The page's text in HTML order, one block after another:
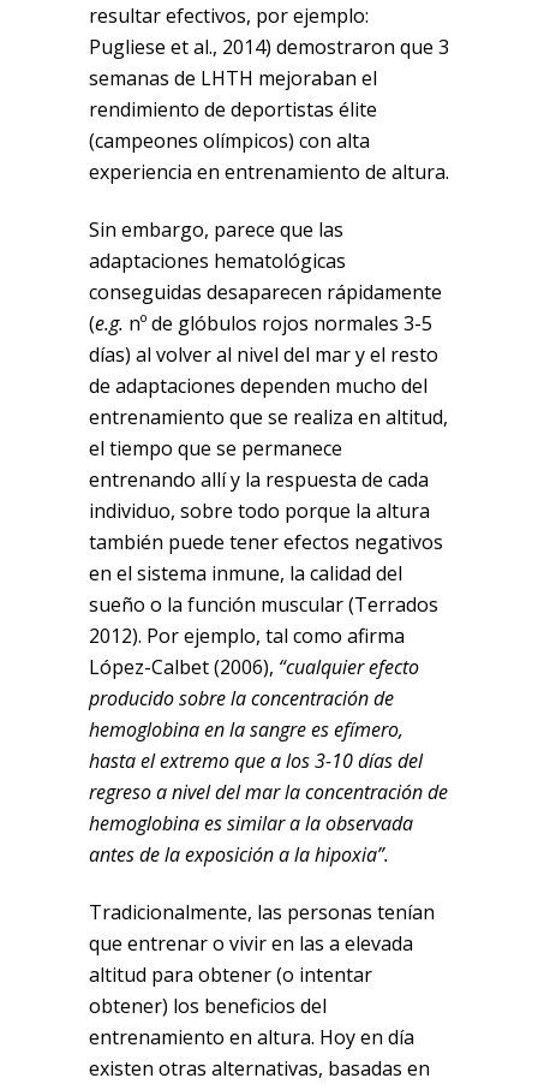
resultar efectivos, por ejemplo:
Pugliese et al., 2014) demostraron que 3
semanas de LHTH mejoraban el
rendimiento de deportistas élite
(campeones olímpicos) con alta
experiencia en entrenamiento de altura.
Sin embargo, parece que las
adaptaciones hematológicas
conseguidas desaparecen rápidamente
(e.g. nº de glóbulos rojos normales 3-5
días) al volver al nivel del mar y el resto
de adaptaciones dependen mucho del
entrenamiento que se realiza en altitud,
el tiempo que se permanece
entrenando allí y la respuesta de cada
individuo, sobre todo porque la altura
también puede tener efectos negativos
en el sistema inmune, la calidad del
sueño o la función muscular (Terrados
2012). Por ejemplo, tal como afirma
López-Calbet (2006), “cualquier efecto
producido sobre la concentración de
hemoglobina en la sangre es efímero,
hasta el extremo que a los 3-10 días del
regreso a nivel del mar la concentración de
hemoglobina es similar a la observada
antes de la exposición a la hipoxia”.
Tradicionalmente, las personas tenían
que entrenar o vivir en las a elevada
altitud para obtener (o intentar
obtener) los beneficios del
entrenamiento en altura. Hoy en día
existen otras alternativas, basadas en